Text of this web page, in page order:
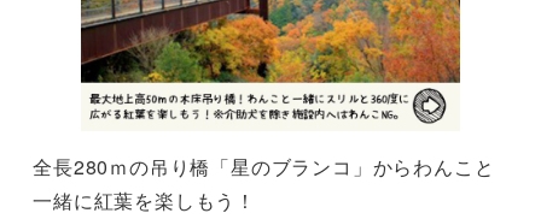
全長280ｍの吊り橋「星のブランコ」からわんこと
一緒に紅葉を楽しもう！